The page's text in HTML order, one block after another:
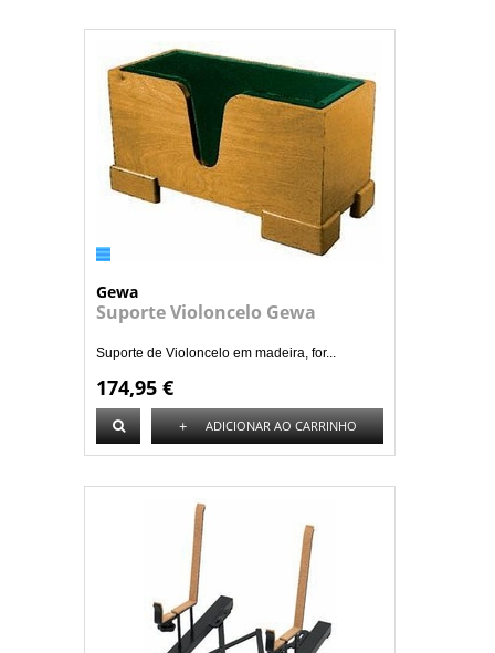
Gewa
Suporte Violoncelo Gewa
Suporte de Violoncelo em madeira, for...
174,95 €
+ ADICIONAR AO CARRINHO